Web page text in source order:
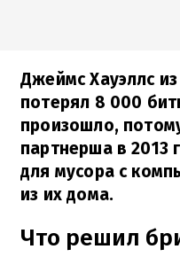
Джеймс Хауэллс
потерял 8 000
произошло,
партнерша в 2013
для мусора с
из их дома.
Что решил